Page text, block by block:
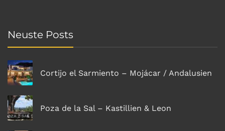
Neuste Posts
Cortijo el Sarmiento – Mojácar / Andalusien
Poza de la Sal – Kastillien & Leon